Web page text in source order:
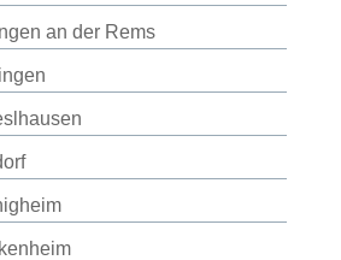
an der Rems